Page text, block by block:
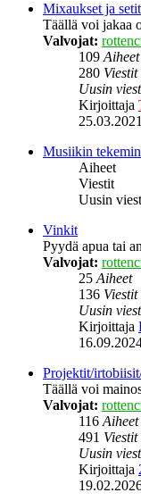
Mixaukset ja setit
Täällä voi jakaa
Valvojat:
109Aiheet
280 Viestit
Uusin
Kirjoittaja
Musiikin
Aiheet
Viestit
Uusin
Vinkit
Pyydä apua tai
Valvojat:
25Aiheet
136 Viestit
Uusin
Kirjoittaja
Projektit/
Täällä voi
Valvojat:
116Aiheet
491 Viestit
Uusin
Kirjoittaja